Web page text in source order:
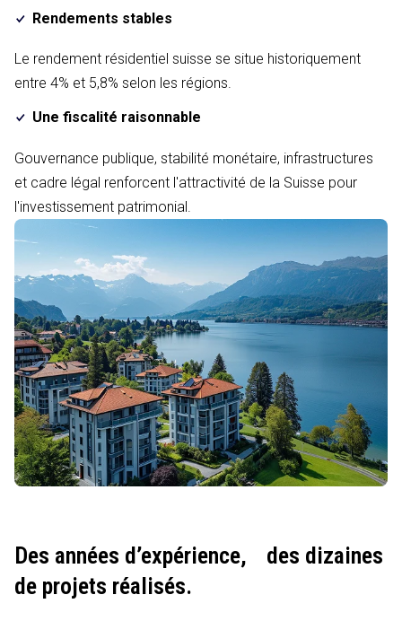
Rendements stables
Le rendement résidentiel suisse se situe historiquement
entre 4% et 5,8% selon les régions.
Une fiscalité raisonnable
Gouvernance publique, stabilité monétaire, infrastructures
et cadre légal renforcent l'attractivité de la Suisse pour
l'investissement patrimonial.
Des années d’expérience,
des dizaines
de projets réalisés.